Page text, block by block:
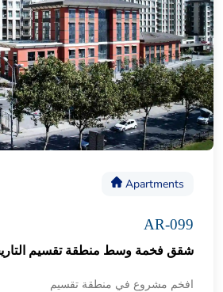
Apartments
AR-099
شقق فخمة وسط منطقة تقسيم
افخم مشروع في منطقة تقسيم